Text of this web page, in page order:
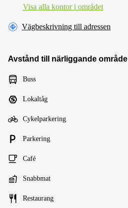
Visa alla kontor i området
Vägbeskrivning till adressen
Avstånd till närliggande område
Buss
Lokaltåg
Cykelparkering
Parkering
Café
Snabbmat
Restaurang